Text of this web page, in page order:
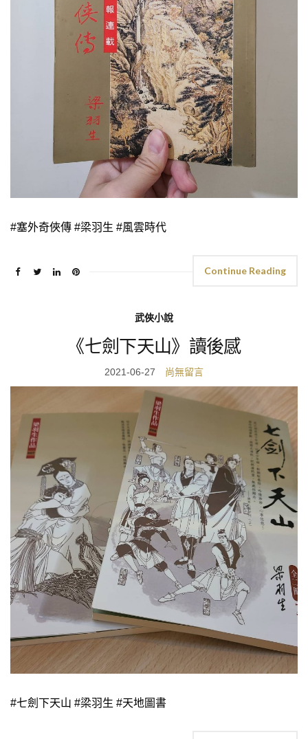
#塞外奇俠傳 #梁羽生 #風雲時代
Continue Reading
武俠小說
《七劍下天山》讀後感
2021-06-27 尚無留言
#七劍下天山 #梁羽生 #天地圖書